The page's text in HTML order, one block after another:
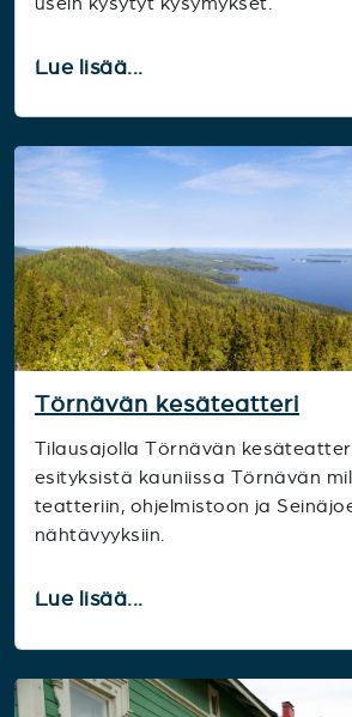
Lue lisää...
Törnävän kesäteatteri
Tilausajolla Törnävän
esityksistä kauniissa Törnävän
teatteriin, ohjelmistoon ja
nähtävyyksiin.
Lue lisää...